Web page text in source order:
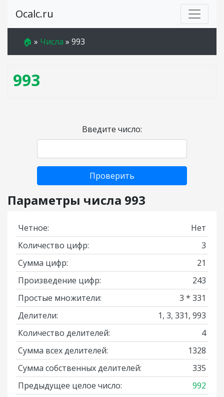
Ocalc.ru
🏠 » Числа » 993
993
Введите число:
Проверить
Параметры числа 993
Четное:
Нет
Количество цифр:
3
Сумма цифр:
21
Произведение цифр:
243
Простые множители:
3 * 331
Делители:
1, 3, 331, 993
Количество делителей:
4
Сумма всех делителей:
1328
Сумма собственных делителей:
335
Предыдущее целое число:
992